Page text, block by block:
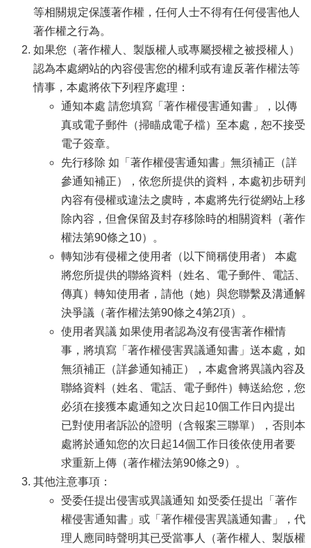
等相關規定保護著作權，任何人士不得有任何侵害他人
著作權之行為。
如果您（著作權人、製版權人或專屬授權之被授權人）
認為本處網站的內容侵害您的權利或有違反著作權法等
情事，本處將依下列程序處理：
通知本處 請您填寫「著作權侵害通知書」，以傳
真或電子郵件（掃瞄成電子檔）至本處，恕不接受
電子簽章。
先行移除 如「著作權侵害通知書」無須補正（詳
參通知補正），依您所提供的資料，本處初步研判
內容有侵權或違法之虞時，本處將先行從網站上移
除內容，但會保留及封存移除時的相關資料（著作
權法第90條之10）。
轉知涉有侵權之使用者（以下簡稱使用者） 本處
將您所提供的聯絡資料（姓名、電子郵件、電話、
傳真）轉知使用者，請他（她）與您聯繫及溝通解
決爭議（著作權法第90條之4第2項）。
使用者異議 如果使用者認為沒有侵害著作權情
事，將填寫「著作權侵害異議通知書」送本處，如
無須補正（詳參通知補正），本處會將異議內容及
聯絡資料（姓名、電話、電子郵件）轉送給您，您
必須在接獲本處通知之次日起10個工作日內提出
已對使用者訴訟的證明（含報案三聯單），否則本
處將於通知您的次日起14個工作日後依使用者要
求重新上傳（著作權法第90條之9）。
其他注意事項：
受委任提出侵害或異議通知 如受委任提出「著作
權侵害通知書」或「著作權侵害異議通知書」，代
理人應同時聲明其已受當事人（著作權人、製版權